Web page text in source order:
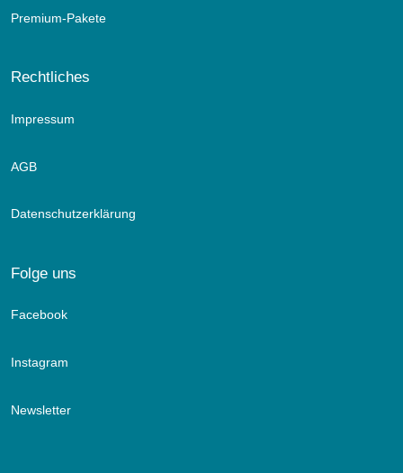
Premium-Pakete
Rechtliches
Impressum
AGB
Datenschutzerklärung
Folge uns
Facebook
Instagram
Newsletter